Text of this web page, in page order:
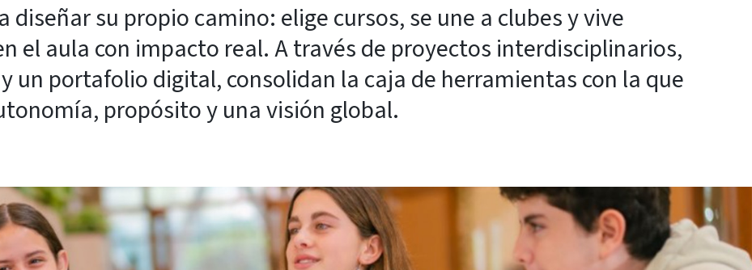
diseñar su propio camino: elige cursos, se une a clubes y vive
el aula con impacto real. A través de proyectos interdisciplinarios,
un portafolio digital, consolidan la caja de herramientas con la que
propósito y una visión global.